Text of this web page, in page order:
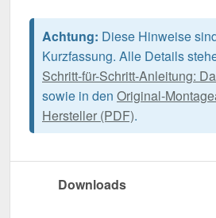
Achtung: Diese Hinweise
Kurzfassung. Alle Details
Schritt-für-Schritt-Anleitung:
sowie in den Original-
Hersteller (PDF).
Downloads